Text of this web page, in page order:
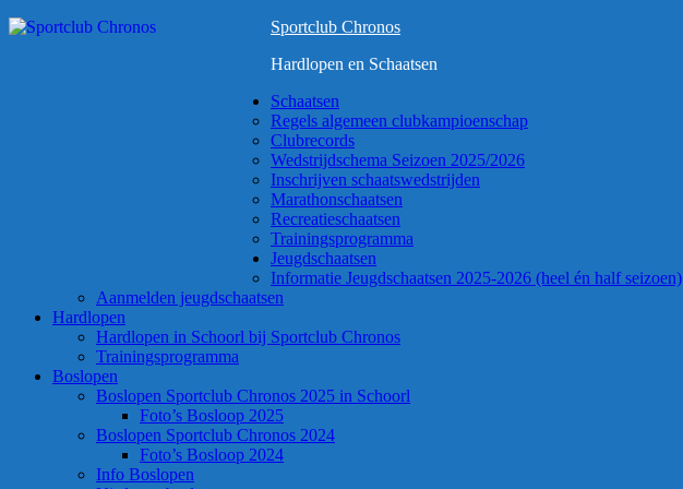
Sportclub Chronos
Hardlopen en Schaatsen
Schaatsen
Regels algemeen clubkampioenschap
Clubrecords
Wedstrijdschema Seizoen 2025/2026
Inschrijven schaatswedstrijden
Marathonschaatsen
Recreatieschaatsen
Trainingsprogramma
Jeugdschaatsen
Informatie Jeugdschaatsen 2025-2026 (heel én half seizoen)
Aanmelden jeugdschaatsen
Hardlopen
Hardlopen in Schoorl bij Sportclub Chronos
Trainingsprogramma
Boslopen
Boslopen Sportclub Chronos 2025 in Schoorl
Foto’s Bosloop 2025
Boslopen Sportclub Chronos 2024
Foto’s Bosloop 2024
Info Boslopen